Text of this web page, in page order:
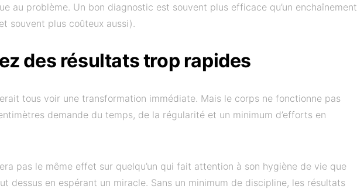
au problème. Un bon diagnostic est souvent plus efficace qu’un enchaînement
souvent plus coûteux aussi).
des résultats trop rapides
tous voir une transformation immédiate. Mais le corps ne fonctionne pas
demande du temps, de la régularité et un minimum d’efforts en
pas le même effet sur quelqu’un qui fait attention à son hygiène de vie que
dessus en espérant un miracle. Sans un minimum de discipline, les résultats